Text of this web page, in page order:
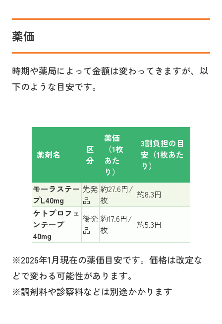
薬価
時期や薬局によって金額は変わってきますが、以
下のような目安です。
薬剤名
区
分
薬価
（1枚
あた
り）
3割負担の目
安（1枚あた
り）
モーラステー
プL40mg
先発
品
約27.6円/
枚
約8.3円
ケトプロフェ
ンテープ
40mg
後発
品
約17.6円/
枚
約5.3円
※2026年1月現在の薬価目安です。価格は改定な
どで変わる可能性があります。
※調剤料や診察料などは別途かかります